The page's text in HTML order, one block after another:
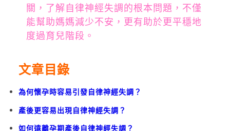
關，了解自律神經失調的根本問題，不僅
能幫助媽媽減少不安，更有助於更平穩地
度過育兒階段。
文章目錄
為何懷孕時容易引發自律神經失調？
產後更容易出現自律神經失調？
如何遠離孕期產後自律神經失調？